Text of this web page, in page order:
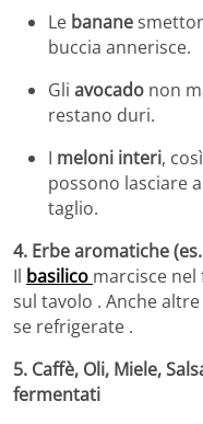
Le banane
buccia annerisce.
Gli avocado non
restano duri.
I meloni interi,
possono lasciare
taglio.
4. Erbe aromatiche
Il basilico marcisce
sul tavolo . Anche
se refrigerate .
5. Caffè, Oli, Miele,
fermentati